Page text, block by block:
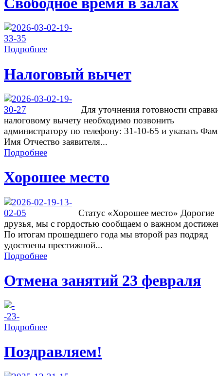
Подробнее
Налоговый вычет
Для уточнения готовности
налоговому вычету необходимо позвонить
администратору по телефону: 31-10-65 и указать
Имя Отчество заявителя...
Подробнее
Хорошее место
Cтатус «Хорошее место» Дорогие
друзья, мы с гордостью сообщаем о важном
По итогам прошедшего года мы второй раз подряд
удостоены престижной...
Подробнее
Отмена занятий 23 февраля
Подробнее
Поздравляем!